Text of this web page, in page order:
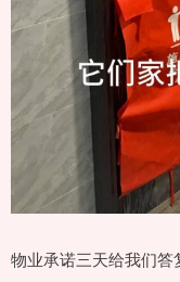
物业承诺三天给我们答